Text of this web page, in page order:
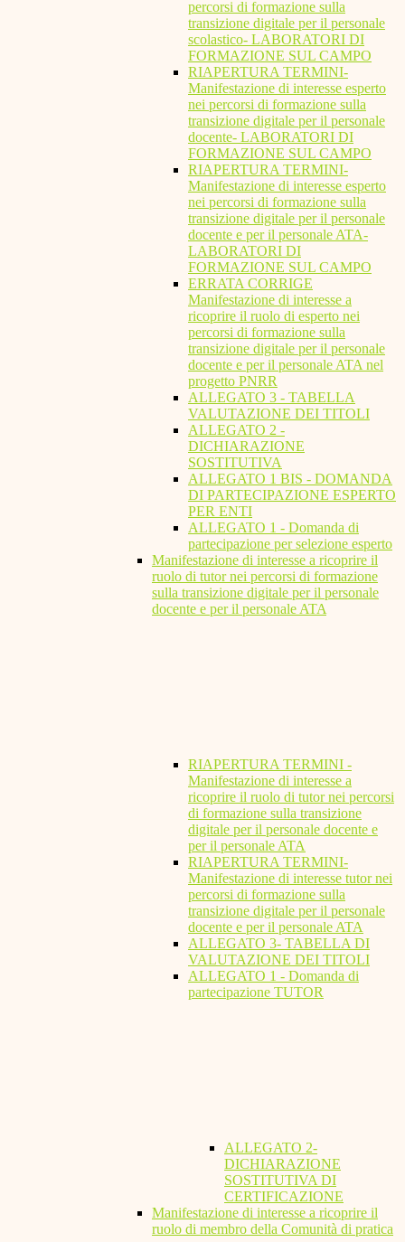
percorsi di formazione sulla
transizione digitale per il personale
scolastico- LABORATORI DI
FORMAZIONE SUL CAMPO
RIAPERTURA TERMINI-
Manifestazione di interesse esperto
nei percorsi di formazione sulla
transizione digitale per il personale
docente- LABORATORI DI
FORMAZIONE SUL CAMPO
RIAPERTURA TERMINI-
Manifestazione di interesse esperto
nei percorsi di formazione sulla
transizione digitale per il personale
docente e per il personale ATA-
LABORATORI DI
FORMAZIONE SUL CAMPO
ERRATA CORRIGE
Manifestazione di interesse a
ricoprire il ruolo di esperto nei
percorsi di formazione sulla
transizione digitale per il personale
docente e per il personale ATA nel
progetto PNRR
ALLEGATO 3 - TABELLA
VALUTAZIONE DEI TITOLI
ALLEGATO 2 -
DICHIARAZIONE
SOSTITUTIVA
ALLEGATO 1 BIS - DOMANDA
DI PARTECIPAZIONE ESPERTO
PER ENTI
ALLEGATO 1 - Domanda di
partecipazione per selezione esperto
Manifestazione di interesse a ricoprire il
ruolo di tutor nei percorsi di formazione
sulla transizione digitale per il personale
docente e per il personale ATA
RIAPERTURA TERMINI -
Manifestazione di interesse a
ricoprire il ruolo di tutor nei percorsi
di formazione sulla transizione
digitale per il personale docente e
per il personale ATA
RIAPERTURA TERMINI-
Manifestazione di interesse tutor nei
percorsi di formazione sulla
transizione digitale per il personale
docente e per il personale ATA
ALLEGATO 3- TABELLA DI
VALUTAZIONE DEI TITOLI
ALLEGATO 1 - Domanda di
partecipazione TUTOR
ALLEGATO 2-
DICHIARAZIONE
SOSTITUTIVA DI
CERTIFICAZIONE
Manifestazione di interesse a ricoprire il
ruolo di membro della Comunità di pratica